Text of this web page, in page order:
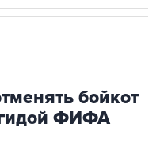
бойкот
ФИФА